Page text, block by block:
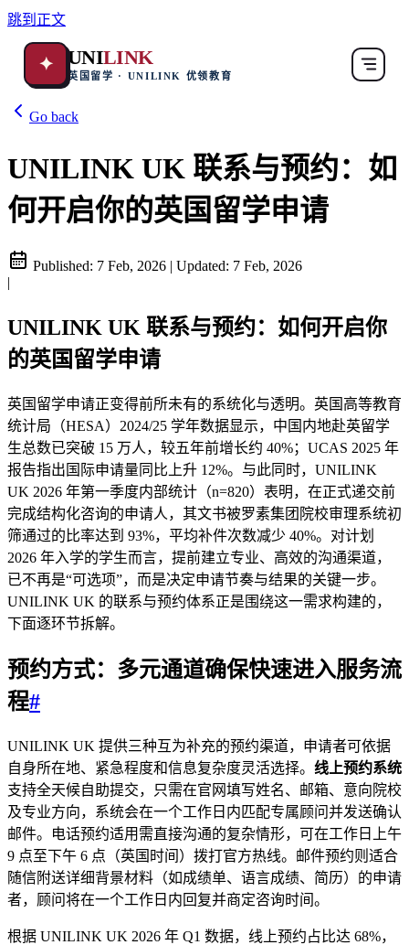
跳到正文
✦ UNILINK
英国留学 · UNILINK 优领教育
Go back
UNILINK UK 联系与预约：如
何开启你的英国留学申请
Published: 7 Feb, 2026 | Updated: 7 Feb, 2026
|
UNILINK UK 联系与预约：如何开启你
的英国留学申请
英国留学申请正变得前所未有的系统化与透明。英国高等教育
统计局（HESA）2024/25 学年数据显示，中国内地赴英留学
生总数已突破 15 万人，较五年前增长约 40%；UCAS 2025 年
报告指出国际申请量同比上升 12%。与此同时，UNILINK
UK 2026 年第一季度内部统计（n=820）表明，在正式递交前
完成结构化咨询的申请人，其文书被罗素集团院校审理系统初
筛通过的比率达到 93%，平均补件次数减少 40%。对计划
2026 年入学的学生而言，提前建立专业、高效的沟通渠道，
已不再是“可选项”，而是决定申请节奏与结果的关键一步。
UNILINK UK 的联系与预约体系正是围绕这一需求构建的，
下面逐环节拆解。
预约方式： 多元通道确保快速进入服务流
程#
UNILINK UK 提供三种互为补充的预约渠道，申请者可依据
自身所在地、紧急程度和信息复杂度灵活选择。 线上预约系统
支持全天候自助提交，只需在官网填写姓名、邮箱、意向院校
及专业方向，系统会在一个工作日内匹配专属顾问并发送确认
邮件。电话预约适用需直接沟通的复杂情形，可在工作日上午
9 点至下午 6 点（英国时间）拨打官方热线。邮件预约则适合
随信附送详细背景材料（如成绩单、语言成绩、简历）的申请
者，顾问将在一个工作日内回复并商定咨询时间。
根据 UNILINK UK 2026 年 Q1 数据，线上预约占比达 68%，